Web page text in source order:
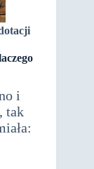
i
tak